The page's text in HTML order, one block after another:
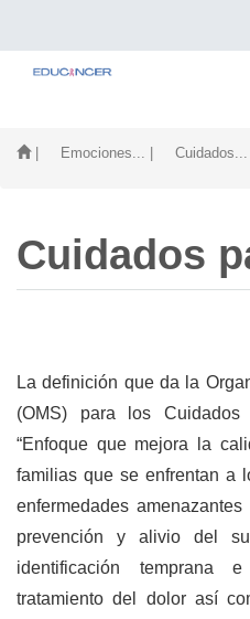
| Emociones... | Cuidados...
Cuidados
La definición que da la
(OMS) para los Cuidados
“Enfoque que mejora la
familias que se enfrentan a
enfermedades
prevención y alivio del
identificación temprana
tratamiento del dolor así